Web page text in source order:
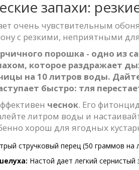
запахи:
очень чувствительным
с резкими, неприятными
порошка - одно из
которое раздражает
на 10 литров воды.
быстро: тля
чеснок. Его
литром воды и
хорош для ягодных
стручковый перец (50 граммов на
Настой дает легкий